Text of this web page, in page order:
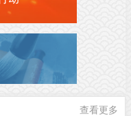
查看更多